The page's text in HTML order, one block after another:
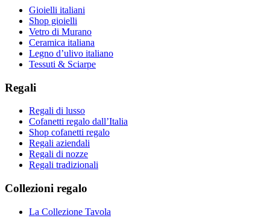
Gioielli italiani
Shop gioielli
Vetro di Murano
Ceramica italiana
Legno d’ulivo italiano
Tessuti & Sciarpe
Regali
Regali di lusso
Cofanetti regalo dall’Italia
Shop cofanetti regalo
Regali aziendali
Regali di nozze
Regali tradizionali
Collezioni regalo
La Collezione Tavola